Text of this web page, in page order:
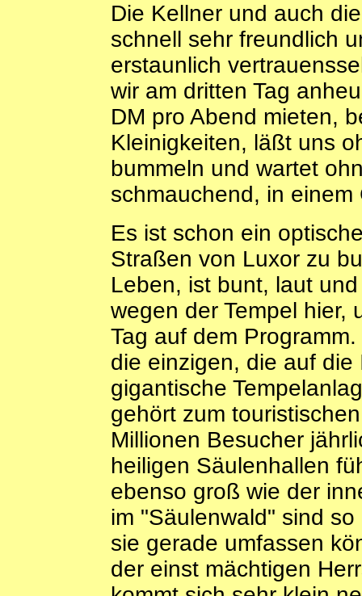
Die Kellner und auch
schnell sehr freundlich
erstaunlich
wir am dritten Tag
DM pro Abend mieten,
Kleinigkeiten, läßt uns
bummeln und wartet
schmauchend, in einem
Es ist schon ein
Straßen von Luxor zu
Leben, ist bunt, laut
wegen der Tempel hier,
Tag auf dem
die einzigen, die auf
gigantische
gehört zum
Millionen Besucher
heiligen Säulenhallen
ebenso groß wie der
im "Säulenwald" sind
sie gerade umfassen
der einst mächtigen